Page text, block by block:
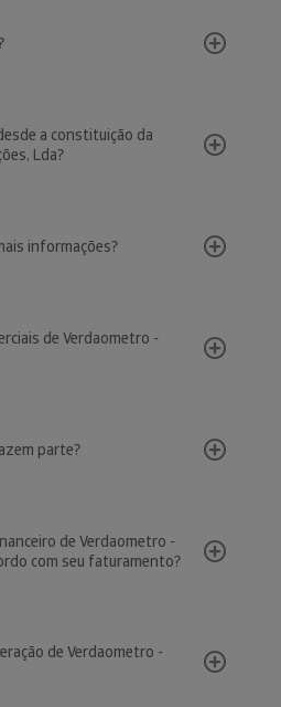
a constituição da
Lda?
informações?
de Verdaometro -
parte?
de Verdaometro -
com seu faturamento?
de Verdaometro -